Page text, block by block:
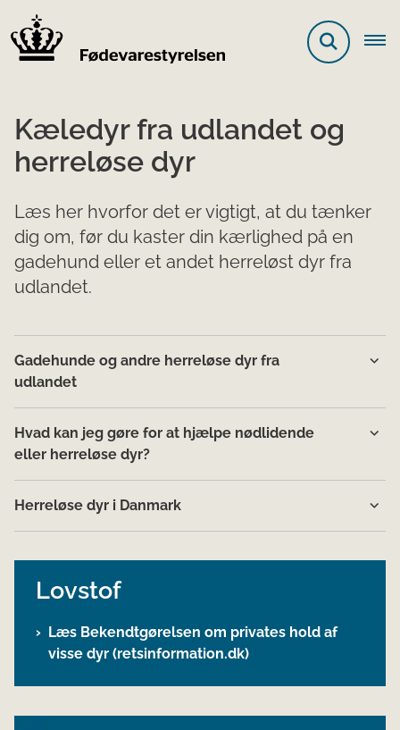
Kæledyr fra udlandet og
herreløse dyr
Læs her hvorfor det er vigtigt, at du tænker
dig om, før du kaster din kærlighed på en
gadehund eller et andet herreløst dyr fra
udlandet.
Gadehunde og andre herreløse dyr fra
udlandet
Hvad kan jeg gøre for at hjælpe nødlidende
eller herreløse dyr?
Herreløse dyr i Danmark
Lovstof
​Læs Bekendtgørelsen​ om privates hold af
visse d​yr (retsinformation.dk)